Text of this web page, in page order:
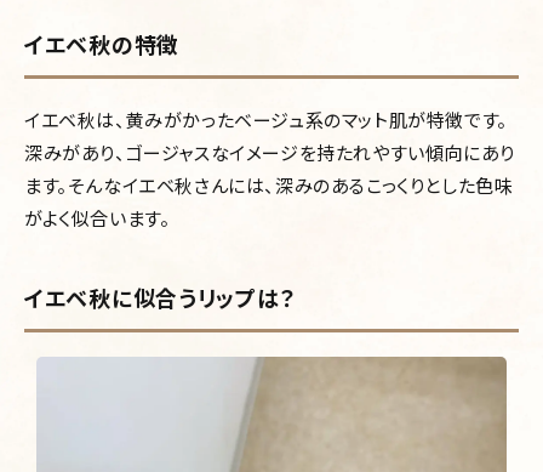
イエベ秋の特徴
イエベ秋は、黄みがかったベージュ系のマット肌が特徴です。
深みがあり、ゴージャスなイメージを持たれやすい傾向にあり
ます。そんなイエベ秋さんには、深みのあるこっくりとした色味
がよく似合います。
イエベ秋に似合うリップは？